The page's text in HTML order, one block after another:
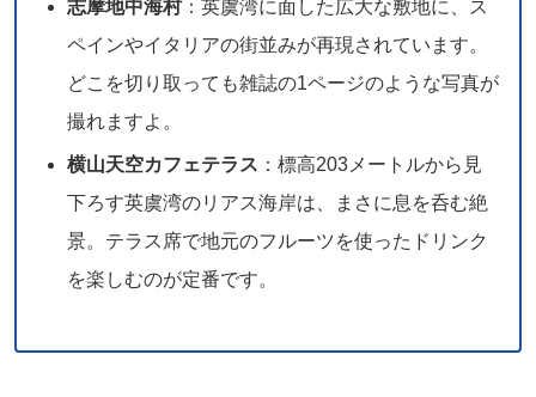
志摩地中海村：英虞湾に面した広大な敷地に、ス
ペインやイタリアの街並みが再現されています。
どこを切り取っても雑誌の1ページのような写真が
撮れますよ。
横山天空カフェテラス ：標高203メートルから見
下ろす英虞湾のリアス海岸は、まさに息を呑む絶
景。テラス席で地元のフルーツを使ったドリンク
を楽しむのが定番です。